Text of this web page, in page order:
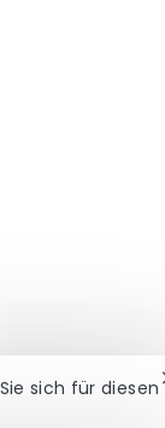
sich für diesen